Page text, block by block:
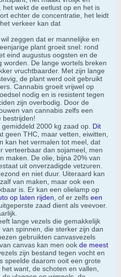
wekt de eetlust op en het is
echter de concentratie, het leidt
verkeer kan dat
wil zeggen dat er mannelijke en
plant groeit snel: rond
eind augustus oogsten en de
worden. De lange wortels breken
vruchtbaarder. Met zijn lange
de plant werd ooit gebruikt
Cannabis groeit vrijwel op
nodig en is resistent tegen
zijn overbodig. Door de
van cannabis zelfs een
bestrijden!
2000 kg zaad op. Dit
geen THC, maar vetten, eiwitten,
kan het vermalen tot meel, dat
verteerbaar dan sojameel, men
maken. De olie, bijna 20% van
uit onverzadigde vetzuren.
en niet duur. Uiteraard kan
van maken, maar ook een
is. Er kan een olielamp op
op laten rijden , of er zelfs een
uitgeperste zaad dient als veevoer.
lange vezels die gemakkelijk
spinnen, die sterker zijn dan
gebruikten canvasvezels
canvas kan men ook de meest
zijn bestand tegen vocht en
speelde daarom ooit een grote
want, de schoten en vallen,